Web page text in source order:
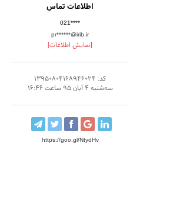
اطلاعات تماس
021****
pr******@irib.ir
[نمایش اطلاعات]
کد: 13950804168946024
سه‌شنبه 4 آبان 95 ساعت 16:46
https://goo.gl/NtydHv